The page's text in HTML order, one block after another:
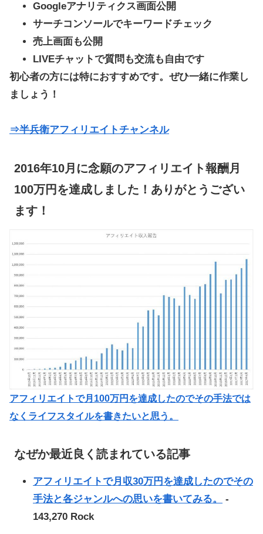
Googleアナリティクス画面公開
サーチコンソールでキーワードチェック
売上画面も公開
LIVEチャットで質問も交流も自由です
初心者の方には特におすすめです。ぜひ一緒に作業し
ましょう！
⇒半兵衛アフィリエイトチャンネル
2016年10月に念願のアフィリエイト報酬月
100万円を達成しました！ありがとうござい
ます！
アフィリエイトで月100万円を達成したのでその手法では
なくライフスタイルを書きたいと思う。
なぜか最近良く読まれている記事
アフィリエイトで月収30万円を達成したのでその
手法と各ジャンルへの思いを書いてみる。
-
143,270 Rock